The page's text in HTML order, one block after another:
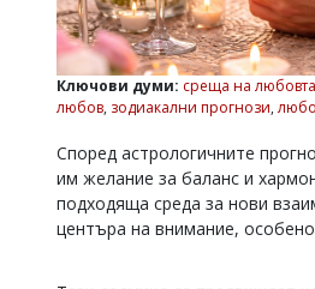
Управители:
Веселин
Василев,
v.vasilev@flagman.bg
k.kassabova@flagman.bg
Главен
редактор:
Ключови думи: среща на любовта
любов, зодиакални прогнози,
Според астрологичните
им желание за баланс и
подходяща среда за нови
центъра на внимание,